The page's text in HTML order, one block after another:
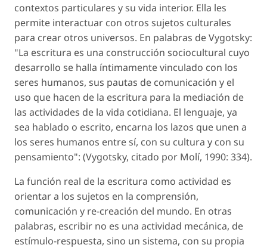
contextos particulares y su vida interior. Ella les
permite interactuar con otros sujetos culturales
para crear otros universos. En palabras de Vygotsky:
"La escritura es una construcción sociocultural cuyo
desarrollo se halla íntimamente vinculado con los
seres humanos, sus pautas de comunicación y el
uso que hacen de la escritura para la mediación de
las actividades de la vida cotidiana. El lenguaje, ya
sea hablado o escrito, encarna los lazos que unen a
los seres humanos entre sí, con su cultura y con su
pensamiento": (Vygotsky, citado por Molí, 1990: 334).
La función real de la escritura como actividad es
orientar a los sujetos en la comprensión,
comunicación y re-creación del mundo. En otras
palabras, escribir no es una actividad mecánica, de
estímulo-respuesta, sino un sistema, con su propia